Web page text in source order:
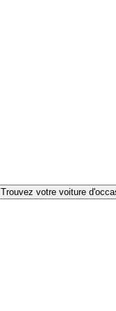
Trouvez votre voiture